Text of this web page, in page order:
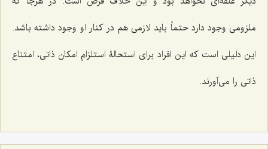
ملزومى وجود دارد حتماً باید لازمى هم در کنار او وجود داشته باشد.
این دلیلى است که این افراد براى استحالۀ استلزام امکان ذاتى، امتناع
ذاتى را مى‌آورند.